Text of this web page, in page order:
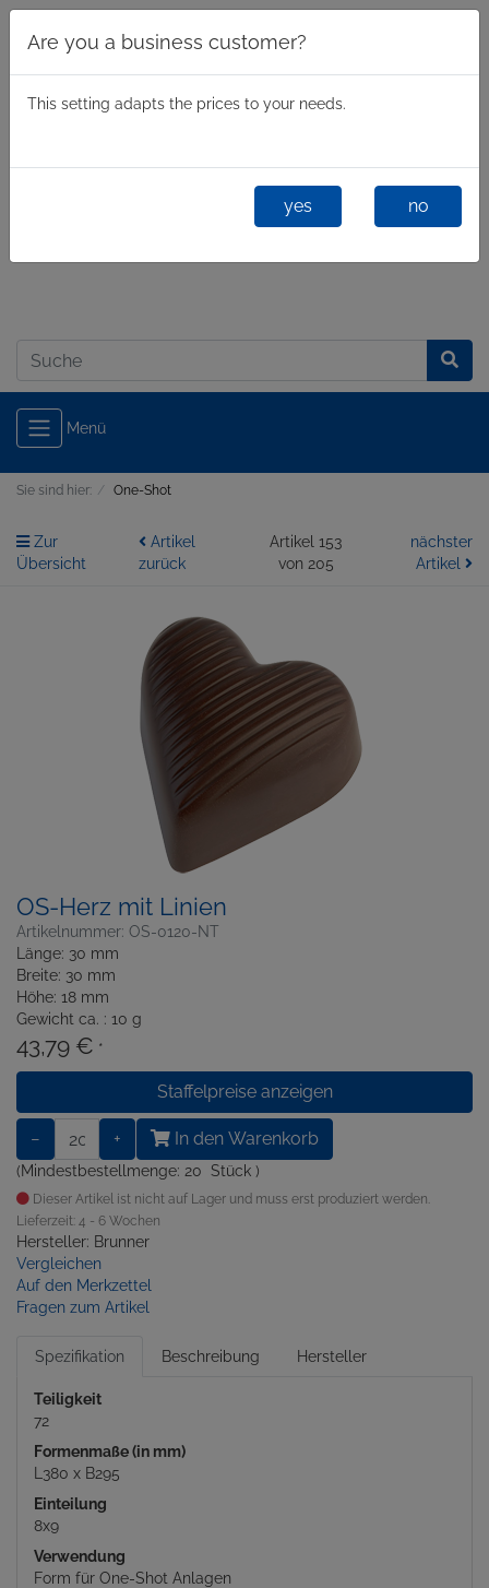
Menü
Are you a business customer?
This setting adapts the prices to your needs.
yes no
Sie sind hier: One-Shot
Zur
Übersicht
Artikel
zurück
Artikel 153
von 205
nächster
Artikel
OS-Herz mit Linien
Artikelnummer: OS-0120-NT
Länge: 30 mm
Breite: 30 mm
Höhe: 18 mm
Gewicht ca. : 10 g
43,79 € *
Staffelpreise anzeigen
− + In den Warenkorb
(Mindestbestellmenge: 20 Stück )
Dieser Artikel ist nicht auf Lager und muss erst produziert werden.
Lieferzeit: 4 - 6 Wochen
Hersteller: Brunner
Vergleichen
Auf den Merkzettel
Fragen zum Artikel
Spezifikation Beschreibung Hersteller
Teiligkeit
72
Formenmaße (in mm)
L380 x B295
Einteilung
8x9
Verwendung
Form für One-Shot Anlagen